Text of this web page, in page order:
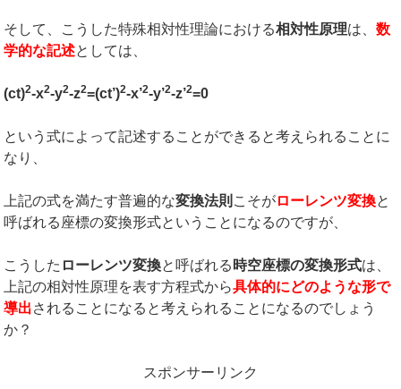
そして、こうした特殊相対性理論における相対性原理は、数
学的な記述としては、
(ct)2-x2-y2-z2=(ct’)2-x’2-y’2-z’2=0
という式によって記述することができると考えられることに
なり、
上記の式を満たす普遍的な変換法則 こそがローレンツ変換と
呼ばれる座標の変換形式ということになるのですが、
こうした ローレンツ変換と呼ばれる 時空座標の変換形式は、
上記の相対性原理を表す方程式から具体的にどのような形で
導出されることになると考えられることになるのでしょう
か？
スポンサーリンク